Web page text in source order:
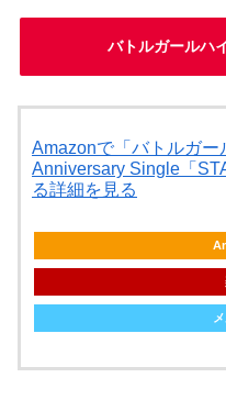
バトルガールハ
Amazonで「バトルガー
Anniversary Single「
る詳細を見る